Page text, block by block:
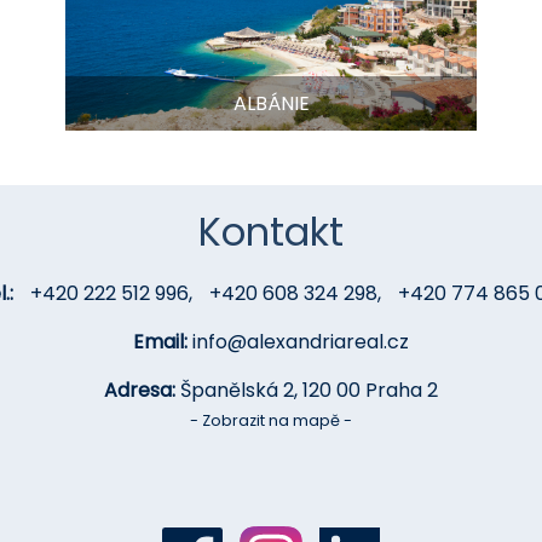
ALBÁNIE
Kontakt
+420 222 512 996, +420 608 324 298,
+420 774 865
Email:info@alexandriareal.cz
Adresa: Španělská 2, 120 00 Praha 2
- Zobrazit na mapě -